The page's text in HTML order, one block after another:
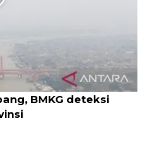
BMKG deteksi